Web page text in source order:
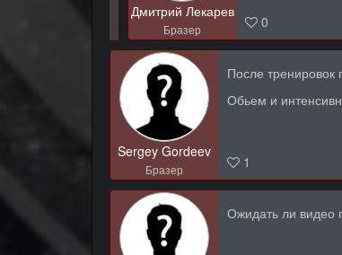
Дмитрий Лекарев
Бразер 0
Sergey Gordeev
Бразер
После
Обьем и
1
Ожидать ли видео